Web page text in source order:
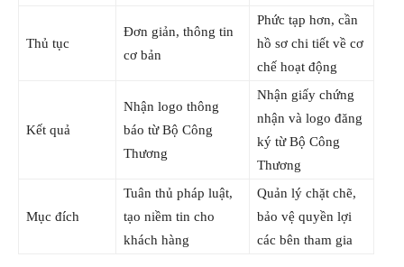
Thủ tục
Đơn giản, thông tin
cơ bản
Phức tạp hơn, cần
hồ sơ chi tiết về cơ
chế hoạt động
Kết quả
Nhận logo thông
báo từ Bộ Công
Thương
Nhận giấy chứng
nhận và logo đăng
ký từ Bộ Công
Thương
Mục đích
Tuân thủ pháp luật,
tạo niềm tin cho
khách hàng
Quản lý chặt chẽ,
bảo vệ quyền lợi
các bên tham gia